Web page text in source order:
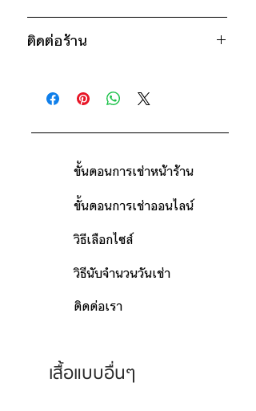
อก 54" / เอว 50" / สะโพก ฟรีไซส์ /
ไหล่กว้าง 26" / วงแขน 21" / ยาว
* สินค้าจริงอาจมีขนาดคาดเคลื่อน 2-3
วันคืน)
ติดต่อร้านเพื่อสอบถามราคา
ติดต่อร้าน
ดูแผนที่ร้าน
ขั้นตอนการเช่าหน้าร้าน
ขั้นตอนการเช่าออนไลน์
วิธีเลือกไซส์
วิธีนับจำนวนวันเช่า
ติดต่อเรา
เสื้อแบบอื่นๆ